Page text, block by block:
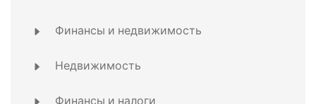
Финансы и недвижимость
Недвижимость